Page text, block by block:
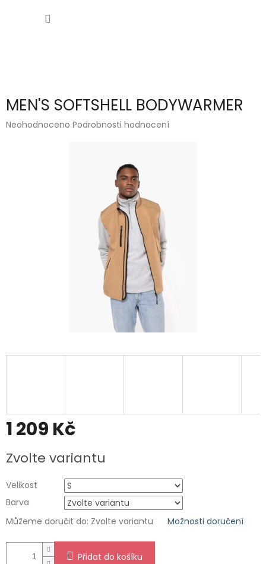
MEN'S SOFTSHELL BODYWARMER
Průměrné
Neohodnoceno Podrobnosti hodnocení
1 209 Kč
cena:
Zvolte variantu
Velikost
Barva
Můžeme doručit do: Zvolte variantu Možnosti doručení
Přidat do košíku